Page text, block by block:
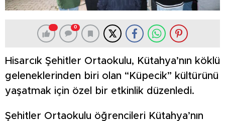
0
Hisarcık Şehitler Ortaokulu, Kütahya’nın köklü
geleneklerinden biri olan “Küpecik” kültürünü
yaşatmak için özel bir etkinlik düzenledi.
Şehitler Ortaokulu öğrencileri Kütahya’nın